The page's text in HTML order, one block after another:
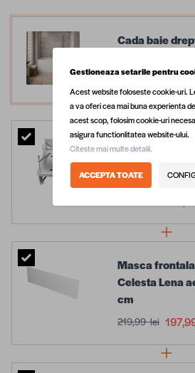
Cada baie
Celesta
609,99 lei
Suport pentru
Lena
Masca
Celesta Lena
cm
219,99 lei
Gestioneaza setarile pentru
Acest website foloseste cookie-uri.
a va oferi cea mai buna experienta
acest scop, folosim cookie-uri
asigura functionlitatea website-ului.
Citeste mai multe detalii.
ACCEPTA TOATE